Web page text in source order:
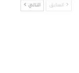
السابق التالي